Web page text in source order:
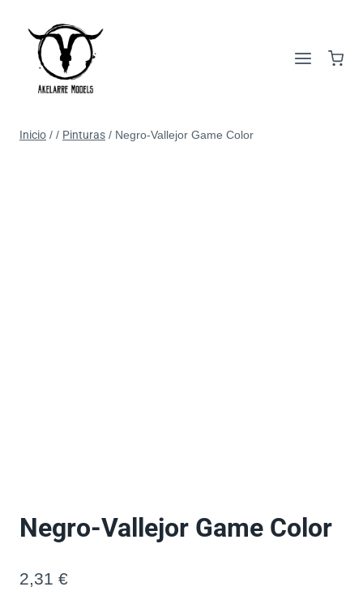
Inicio / / Pinturas / Negro-Vallejor Game Color
Negro-Vallejor Game Color
2,31 €